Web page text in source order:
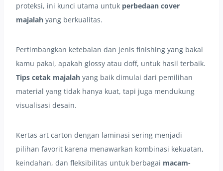
proteksi, ini kunci utama untuk perbedaan cover
majalah yang berkualitas.
Pertimbangkan ketebalan dan jenis finishing yang bakal
kamu pakai, apakah glossy atau doff, untuk hasil terbaik.
Tips cetak majalah yang baik dimulai dari pemilihan
material yang tidak hanya kuat, tapi juga mendukung
visualisasi desain.
Kertas art carton dengan laminasi sering menjadi
pilihan favorit karena menawarkan kombinasi kekuatan,
keindahan, dan fleksibilitas untuk berbagai macam-